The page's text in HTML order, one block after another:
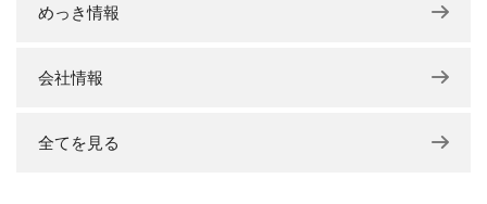
めっき情報
会社情報
全てを見る